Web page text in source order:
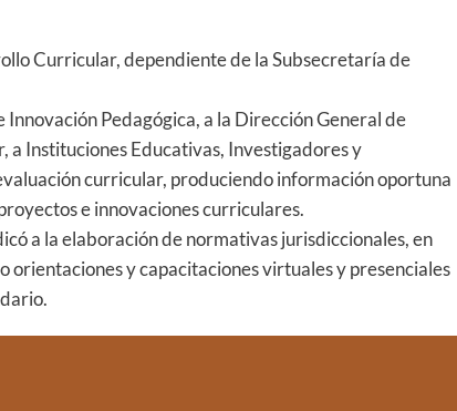
Curricular, dependiente de la Subsecretaría de
Pedagógica, a la Dirección General de
Instituciones Educativas, Investigadores y
curricular, produciendo información oportuna
e innovaciones curriculares.
a la elaboración de normativas jurisdiccionales, en
orientaciones y capacitaciones virtuales y presenciales